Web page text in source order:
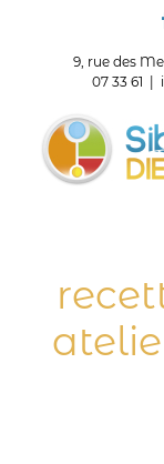
9, rue des
07 33 61